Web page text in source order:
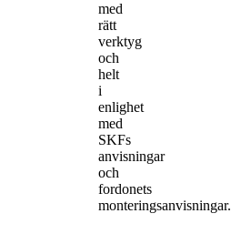
med
rätt
verktyg
och
helt
i
enlighet
med
SKFs
anvisningar
och
fordonets
monteringsanvisningar.